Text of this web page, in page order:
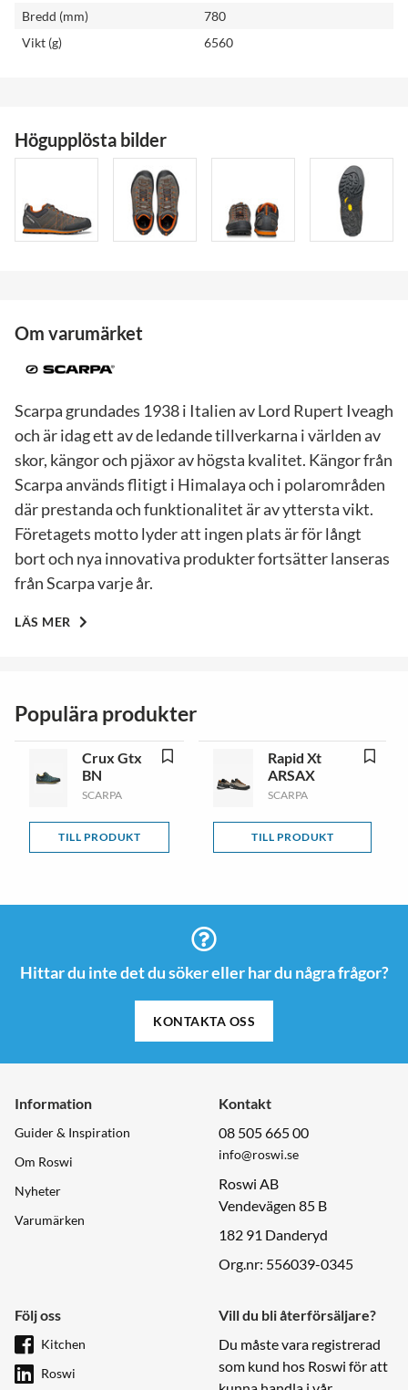
Bredd (mm)
780
Vikt (g)
6560
Högupplösta bilder
Om varumärket
Scarpa grundades 1938 i Italien av Lord Rupert Iveagh
och är idag ett av de ledande tillverkarna i världen av
skor, kängor och pjäxor av högsta kvalitet. Kängor från
Scarpa används flitigt i Himalaya och i polarområden
där prestanda och funktionalitet är av yttersta vikt.
Företagets motto lyder att ingen plats är för långt
bort och nya innovativa produkter fortsätter lanseras
från Scarpa varje år.
LÄS MER
Populära produkter
Crux Gtx
BN
SCARPA
TILL PRODUKT
Rapid Xt
ARSAX
SCARPA
TILL PRODUKT
Hittar du inte det du söker eller har du några frågor?
KONTAKTA OSS
Information
Guider & Inspiration
Om Roswi
Nyheter
Varumärken
Kontakt
08 505 665 00
info@roswi.se
Roswi AB
Vendevägen 85 B
182 91 Danderyd
Org.nr: 556039-0345
Följ oss
Kitchen
Roswi
Vill du bli återförsäljare?
Du måste vara registrerad
som kund hos Roswi för att